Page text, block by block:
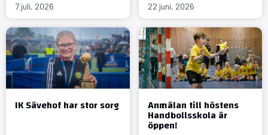
7 juli, 2026 22 juni, 2026
IK Sävehof har stor sorg Anmälan till höstens
Handbollsskola är
öppen!